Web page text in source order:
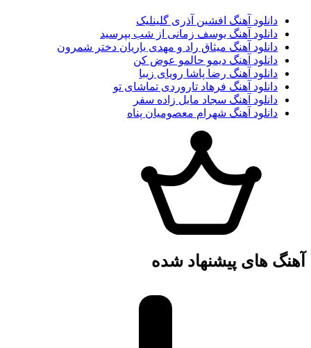
دانلود آهنگ افشین آذری گلینلیک
دانلود آهنگ یوسف زمانی از شب بپرسید
دانلود آهنگ میثاق راد و مهدی یاریان دختر شمرون
دانلود آهنگ دیمو حالمو عوض کن
دانلود آهنگ رضا پاشا رویای زیبا
دانلود آهنگ فرهاد تاروردی تماشای تو
دانلود آهنگ سجاد مایل زاده سفر
دانلود آهنگ شهرام معصومیان پناه
آهنگ های پیشنهاد شده